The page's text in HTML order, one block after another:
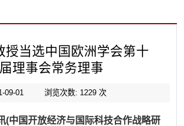
授当选中国欧洲学会第十
届理事会常务理事
09-01 浏览次数: 1229次
(中国开放经济与国际科技合作战略研